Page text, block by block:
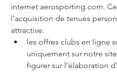
internet aerosporting.com.
l'acquisition de tenues
attractive.
les offres clubs en ligne
uniquement sur notre
figurer sur l’élaboration